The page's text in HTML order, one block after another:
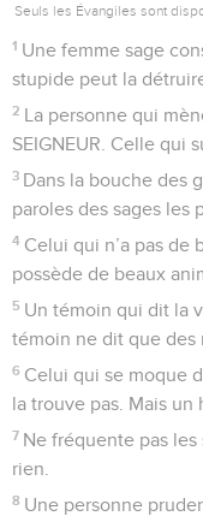
Seuls les Évangiles sont
1 Une femme sage
stupide peut la
2 La personne qui
SEIGNEUR. Celle qui
3 Dans la bouche des
paroles des sages les
4 Celui qui n’a pas
possède de beaux
5 Un témoin qui dit la
témoin ne dit que des
6 Celui qui se moque
la trouve pas. Mais
7 Ne fréquente pas les
rien.
8 Une personne